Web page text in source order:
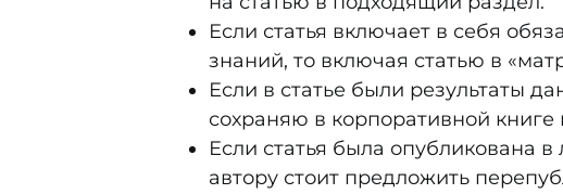
Если статья включает в себя
знаний, то включая статью в
Если в статье были результаты
сохраняю в корпоративной книге
Если статья была опубликована
автору стоит предложить